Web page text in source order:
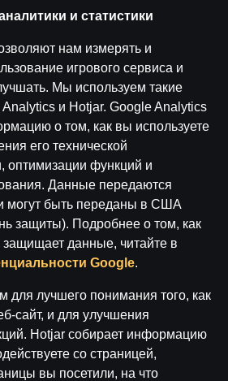
Служба поддержки
Филиалы
Карьера в Paf
СМИ
файлов cookie
и статистики
нам измерять и
игрового сервиса и
Мы используем такие
и Hotjar. Google Analytics
о том, как вы используете
его технической
оптимизации функций и
Данные передаются
могут быть переданы в США
защиты). Подробнее о том, как
защищает данные, читайте в
Google.
для лучшего понимания того, как
сайт, и для улучшения
Hotjar собирает информацию
со страницей,
вы посетили, на что